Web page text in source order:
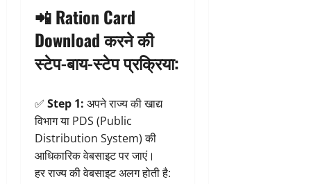
📲Ration Card
Download करने की
स्टेप-बाय-स्टेप प्रक्रिया:
✅ Step 1: अपने राज्य की खाद्य
विभाग या PDS (Public
Distribution System) की
आधिकारिक वेबसाइट पर जाएं।
हर राज्य की वेबसाइट अलग होती है: